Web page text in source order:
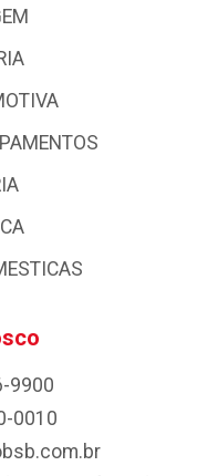
9900
0010